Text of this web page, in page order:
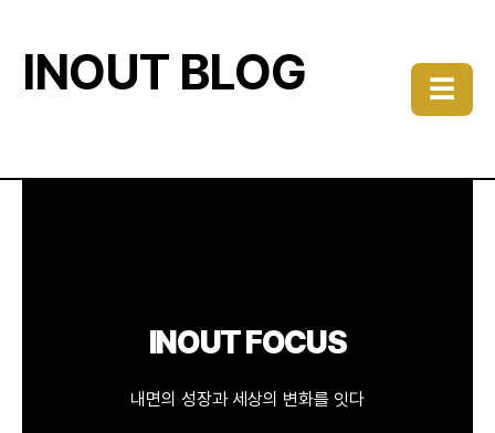
INOUT BLOG ☰
INOUT FOCUS
내면의 성장과 세상의 변화를 잇다